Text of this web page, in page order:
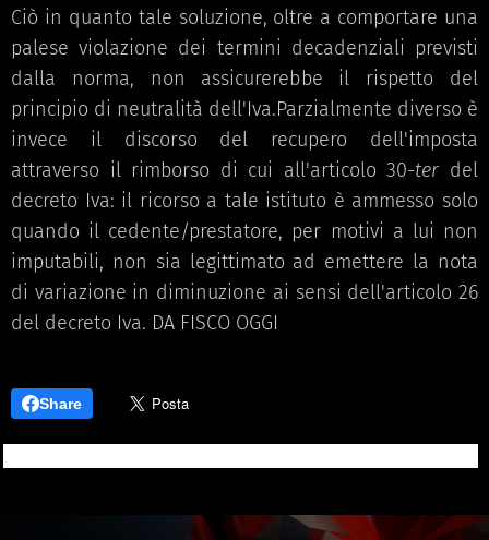
Ciò in quanto tale soluzione, oltre a comportare una
palese violazione dei termini decadenziali previsti
dalla norma, non assicurerebbe il rispetto del
principio di neutralità dell'Iva.Parzialmente diverso è
invece il discorso del recupero dell'imposta
attraverso il rimborso di cui all'articolo 30-ter del
decreto Iva: il ricorso a tale istituto è ammesso solo
quando il cedente/prestatore, per motivi a lui non
imputabili, non sia legittimato ad emettere la nota
di variazione in diminuzione ai sensi dell'articolo 26
del decreto Iva. DA FISCO OGGI
Share